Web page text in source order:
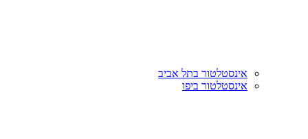
אינסטלטור בתל אביב
אינסטלטור ביפו